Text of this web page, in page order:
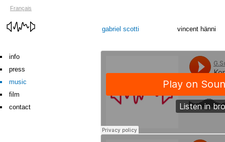
Français
vincent hänni
gabriel scotti
info
press
music
film
contact